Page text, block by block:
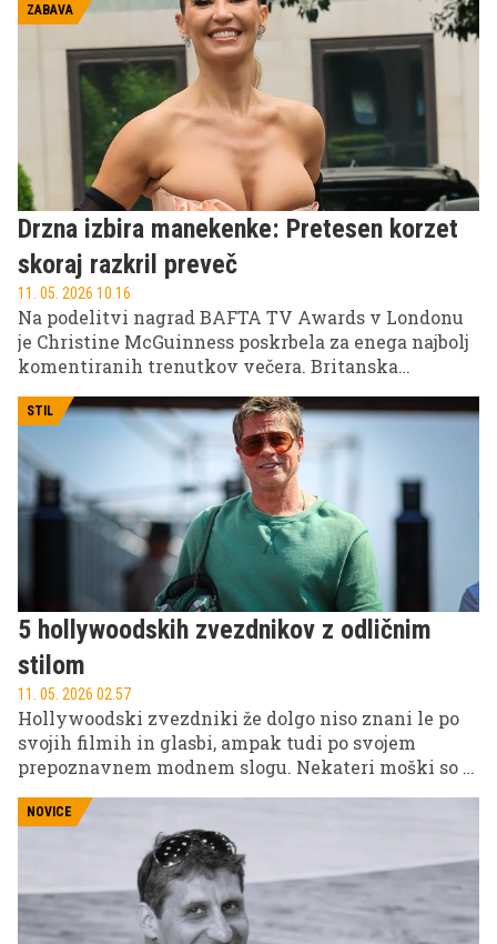
napetost med partnerjema. Kar je za enega povsem
nepomembno, lahko drugemu pomeni vir stalnega
nezadovoljstva ali občutek neupoštevanja.
ZABAVA
Drzna izbira manekenke: Pretesen korzet
skoraj razkril preveč
11. 05. 2026 10.16
Na podelitvi nagrad BAFTA TV Awards v Londonu
je Christine McGuinness poskrbela za enega najbolj
komentiranih trenutkov večera. Britanska
manekenka in televizijska osebnost je izbrala zelo
drzno obleko, ki je zaradi izjemno pretesnega
korzeta vzbudila več pozornosti kot sama podelitev
nagrad.
STIL
5 hollywoodskih zvezdnikov z odličnim
stilom
11. 05. 2026 02.57
Hollywoodski zvezdniki že dolgo niso znani le po
svojih filmih in glasbi, ampak tudi po svojem
prepoznavnem modnem slogu. Nekateri moški so s
svojimi modnimi izbirami postali prave ikone
sodobne elegance, "street stylea" in drznega
NOVICE